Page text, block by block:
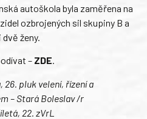
autoškola byla zaměřena na
ozbrojených sil skupiny B a
ženy.
– ZDE.
pluk velení, řízení a
– Stará Boleslav /r
22. zVrL